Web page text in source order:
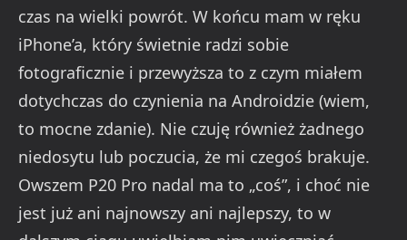
czas na wielki powrót. W końcu mam w ręku
iPhone’a, który świetnie radzi sobie
fotograficznie i przewyższa to z czym miałem
dotychczas do czynienia na Androidzie (wiem,
to mocne zdanie). Nie czuję również żadnego
niedosytu lub poczucia, że mi czegoś brakuje.
Owszem P20 Pro nadal ma to „coś”, i choć nie
jest już ani najnowszy ani najlepszy, to w